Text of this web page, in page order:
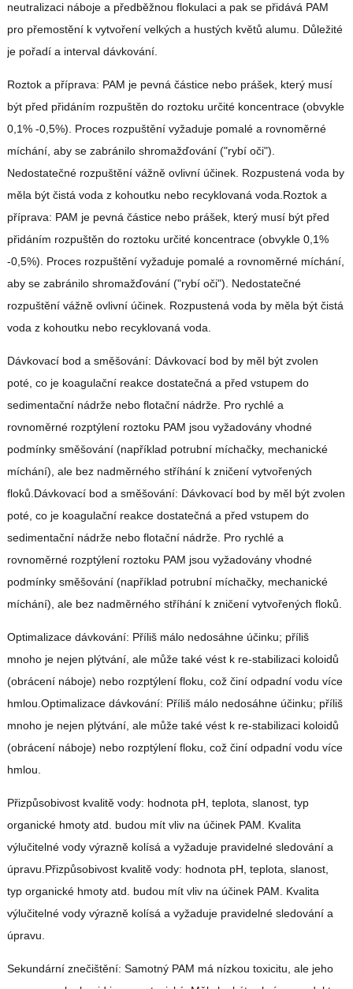
neutralizaci náboje a předběžnou flokulaci a pak se přidává PAM
pro přemostění k vytvoření velkých a hustých květů alumu. Důležité
je pořadí a interval dávkování.
Roztok a příprava: PAM je pevná částice nebo prášek, který musí
být před přidáním rozpuštěn do roztoku určité koncentrace (obvykle
0,1% -0,5%). Proces rozpuštění vyžaduje pomalé a rovnoměrné
míchání, aby se zabránilo shromažďování ("rybí oči").
Nedostatečné rozpuštění vážně ovlivní účinek. Rozpustená voda by
měla být čistá voda z kohoutku nebo recyklovaná voda.Roztok a
příprava: PAM je pevná částice nebo prášek, který musí být před
přidáním rozpuštěn do roztoku určité koncentrace (obvykle 0,1%
-0,5%). Proces rozpuštění vyžaduje pomalé a rovnoměrné míchání,
aby se zabránilo shromažďování ("rybí oči"). Nedostatečné
rozpuštění vážně ovlivní účinek. Rozpustená voda by měla být čistá
voda z kohoutku nebo recyklovaná voda.
Dávkovací bod a směšování: Dávkovací bod by měl být zvolen
poté, co je koagulační reakce dostatečná a před vstupem do
sedimentační nádrže nebo flotační nádrže. Pro rychlé a
rovnoměrné rozptýlení roztoku PAM jsou vyžadovány vhodné
podmínky směšování (například potrubní míchačky, mechanické
míchání), ale bez nadměrného stříhání k zničení vytvořených
floků.Dávkovací bod a směšování: Dávkovací bod by měl být zvolen
poté, co je koagulační reakce dostatečná a před vstupem do
sedimentační nádrže nebo flotační nádrže. Pro rychlé a
rovnoměrné rozptýlení roztoku PAM jsou vyžadovány vhodné
podmínky směšování (například potrubní míchačky, mechanické
míchání), ale bez nadměrného stříhání k zničení vytvořených floků.
Optimalizace dávkování: Příliš málo nedosáhne účinku; příliš
mnoho je nejen plýtvání, ale může také vést k re-stabilizaci koloidů
(obrácení náboje) nebo rozptýlení floku, což činí odpadní vodu více
hmlou.Optimalizace dávkování: Příliš málo nedosáhne účinku; příliš
mnoho je nejen plýtvání, ale může také vést k re-stabilizaci koloidů
(obrácení náboje) nebo rozptýlení floku, což činí odpadní vodu více
hmlou.
Přizpůsobivost kvalitě vody: hodnota pH, teplota, slanost, typ
organické hmoty atd. budou mít vliv na účinek PAM. Kvalita
výlučitelné vody výrazně kolísá a vyžaduje pravidelné sledování a
úpravu.Přizpůsobivost kvalitě vody: hodnota pH, teplota, slanost,
typ organické hmoty atd. budou mít vliv na účinek PAM. Kvalita
výlučitelné vody výrazně kolísá a vyžaduje pravidelné sledování a
úpravu.
Sekundární znečištění: Samotný PAM má nízkou toxicitu, ale jeho